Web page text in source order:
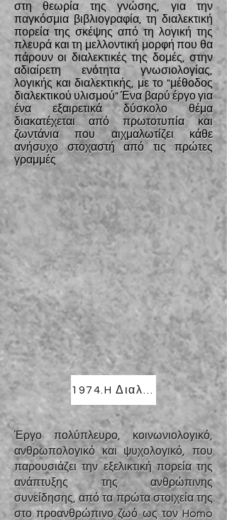
στη θεωρία της γνώσης, για την
παγκόσμια βιβλιογραφία, τη διαλεκτική
πορεία της σκέψης από τη λογική της
πλευρά και τη μελλοντική μορφή που θα
πάρουν οι διαλεκτικές της δομές, στην
αδιαίρετη ενότητα γνωσιολογίας,
λογικής και διαλεκτικής, με το "μέθοδος
διαλεκτικού υλισμού"Ένα βαρύ έργο για
ένα εξαιρετικά δύσκολο θέμα
διακατέχεται από πρωτοτυπία και
ζωντάνια που αιχμαλωτίζει κάθε
ανήσυχο στοχαστή από τις πρώτες
γραμμές
Έργο πολύπλευρο, κοινωνιολογικό,
ανθρωπολογικό και ψυχολογικό, που
παρουσιάζει την εξελικτική πορεία της
ανάπτυξης της ανθρώπινης
συνείδησης, από τα πρώτα στοιχεία της
στο προανθρώπινο ζωό ως τον Homo